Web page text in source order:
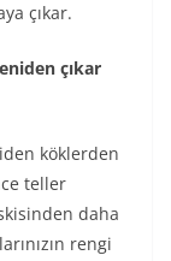
çıkar.
çıkar
köklerden
teller
daha
rengi